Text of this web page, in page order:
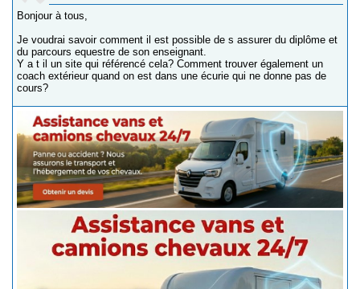
Bonjour à tous,
Je voudrai savoir comment il est possible de s assurer du diplôme et
du parcours equestre de son enseignant.
Y a t il un site qui référencé cela? Comment trouver également un
coach extérieur quand on est dans une écurie qui ne donne pas de
cours?